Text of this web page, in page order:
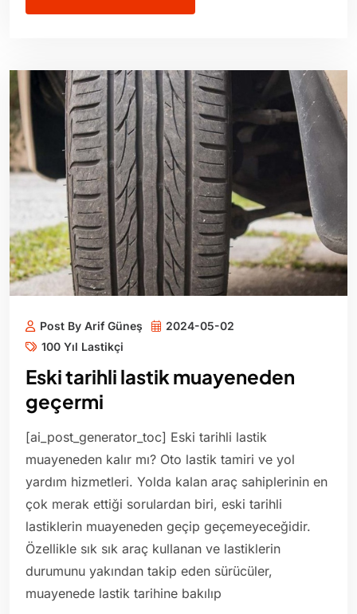
Post By Arif Güneş
2024-05-02
100 Yıl Lastikçi
Eski tarihli lastik muayeneden
geçermi
[ai_post_generator_toc] Eski tarihli lastik
muayeneden kalır mı? Oto lastik tamiri ve yol
yardım hizmetleri. Yolda kalan araç sahiplerinin en
çok merak ettiği sorulardan biri, eski tarihli
lastiklerin muayeneden geçip geçemeyeceğidir.
Özellikle sık sık araç kullanan ve lastiklerin
durumunu yakından takip eden sürücüler,
muayenede lastik tarihine bakılıp